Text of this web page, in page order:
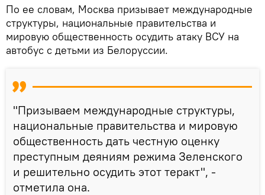
По ее словам, Москва призывает международные
структуры, национальные правительства и
мировую общественность осудить атаку ВСУ на
автобус с детьми из Белоруссии.
"Призываем международные структуры,
национальные правительства и мировую
общественность дать честную оценку
преступным деяниям режима Зеленского
и решительно осудить этот теракт", -
отметила она.